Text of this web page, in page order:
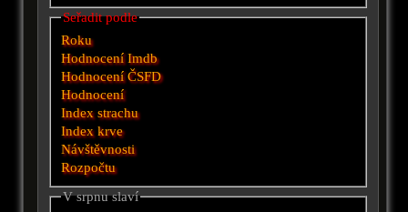
Seřadit podle
Roku
Hodnocení Imdb
Hodnocení ČSFD
Hodnocení
Index strachu
Index krve
Návštěvnosti
Rozpočtu
V srpnu slaví